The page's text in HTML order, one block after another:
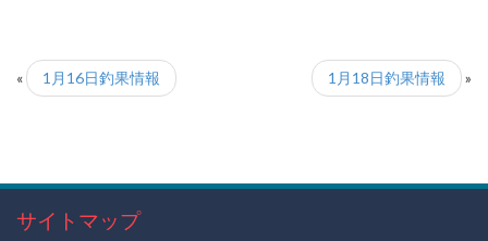
« 1月16日釣果情報 1月18日釣果情報 »
サイトマップ